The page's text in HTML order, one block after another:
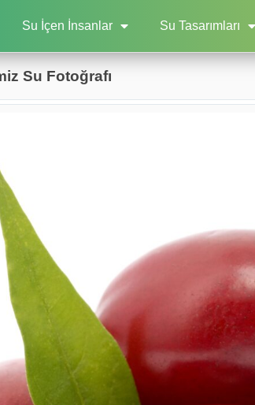
Su İçen İnsanlar Su Tasarımları
Su Fotoğrafı